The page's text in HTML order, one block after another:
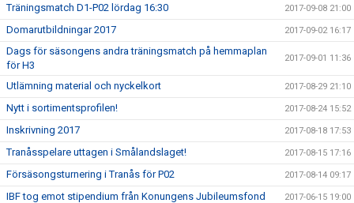
Träningsmatch D1-P02 lördag 16:30 2017-09-08 21:00
Domarutbildningar 2017 2017-09-02 16:17
Dags för säsongens andra träningsmatch på hemmaplan
för H3
2017-09-01 11:36
Utlämning material och nyckelkort 2017-08-29 21:10
Nytt i sortimentsprofilen! 2017-08-24 15:52
Inskrivning 2017 2017-08-18 17:53
Tranåsspelare uttagen i Smålandslaget! 2017-08-15 17:16
Försäsongsturnering i Tranås för P02 2017-08-14 09:17
IBF tog emot stipendium från Konungens Jubileumsfond 2017-06-15 19:00